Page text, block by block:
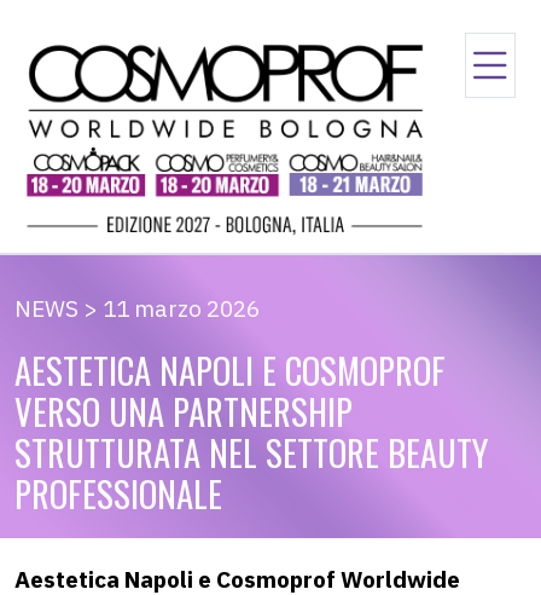
NEWS > 11 marzo 2026
AESTETICA NAPOLI E COSMOPROF
VERSO UNA PARTNERSHIP
STRUTTURATA NEL SETTORE BEAUTY
PROFESSIONALE
Aestetica Napoli e Cosmoprof Worldwide